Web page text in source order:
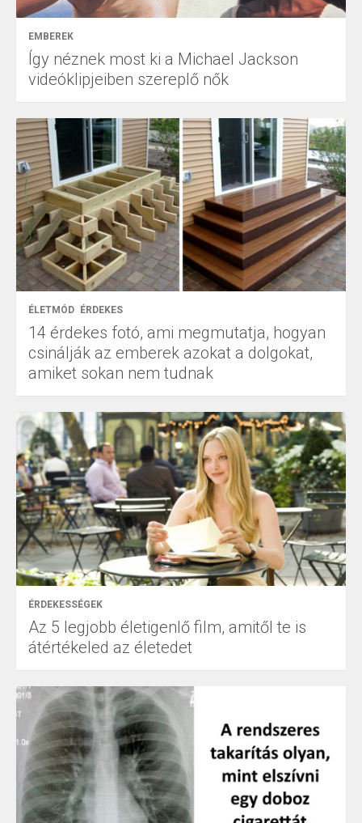
EMBEREK
Így néznek most ki a Michael Jackson
videóklipjeiben szereplő nők
ÉLETMÓD ÉRDEKES
14 érdekes fotó, ami megmutatja, hogyan
csinálják az emberek azokat a dolgokat,
amiket sokan nem tudnak
ÉRDEKESSÉGEK
Az 5 legjobb életigenlő film, amitől te is
átértékeled az életedet